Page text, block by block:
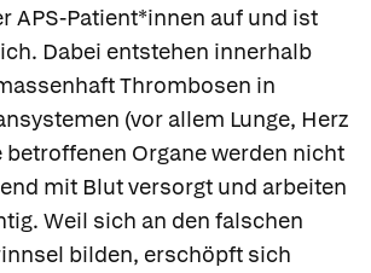
APS-Patient*innen auf und ist
Dabei entstehen innerhalb
Thrombosen in
(vor allem Lunge, Herz
betroffenen Organe werden nicht
mit Blut versorgt und arbeiten
Weil sich an den falschen
bilden, erschöpft sich